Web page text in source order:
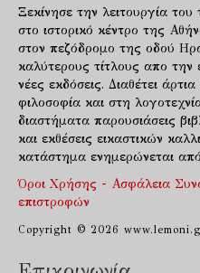
Ξεκίνησε την λειτουργία
στο ιστορικό κέντρο της
στον πεζόδρομο της οδού
καλύτερους τίτλους απο την
νέες εκδόσεις. Διαθέτει
φιλοσοφία και στη
διαστήματα παρουσιάσεις
και εκθέσεις εικαστικών
κατάστημα ενημερώνεται
Όροι Χρήσης - Ασφάλεια
επιστροφών
Copyright © 2026